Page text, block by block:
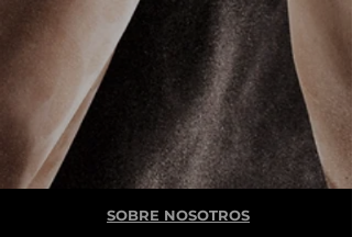
SOBRE NOSOTROS